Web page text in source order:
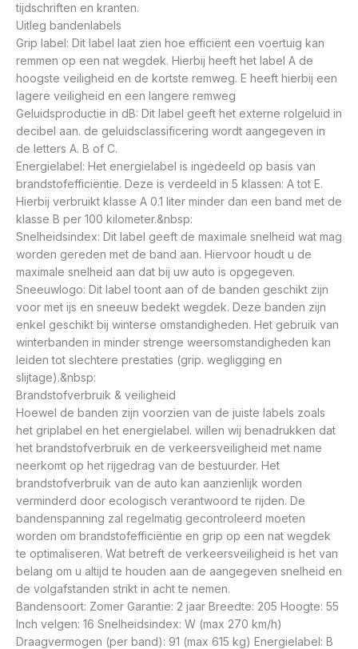
tijdschriften en kranten.
Uitleg bandenlabels
Grip label: Dit label laat zien hoe efficiënt een voertuig kan
remmen op een nat wegdek. Hierbij heeft het label A de
hoogste veiligheid en de kortste remweg. E heeft hierbij een
lagere veiligheid en een langere remweg
Geluidsproductie in dB: Dit label geeft het externe rolgeluid in
decibel aan. de geluidsclassificering wordt aangegeven in
de letters A. B of C.
Energielabel: Het energielabel is ingedeeld op basis van
brandstofefficiëntie. Deze is verdeeld in 5 klassen: A tot E.
Hierbij verbruikt klasse A 0.1 liter minder dan een band met de
klasse B per 100 kilometer.&nbsp:
Snelheidsindex: Dit label geeft de maximale snelheid wat mag
worden gereden met de band aan. Hiervoor houdt u de
maximale snelheid aan dat bij uw auto is opgegeven.
Sneeuwlogo: Dit label toont aan of de banden geschikt zijn
voor met ijs en sneeuw bedekt wegdek. Deze banden zijn
enkel geschikt bij winterse omstandigheden. Het gebruik van
winterbanden in minder strenge weersomstandigheden kan
leiden tot slechtere prestaties (grip. wegligging en
slijtage).&nbsp:
Brandstofverbruik & veiligheid
Hoewel de banden zijn voorzien van de juiste labels zoals
het griplabel en het energielabel. willen wij benadrukken dat
het brandstofverbruik en de verkeersveiligheid met name
neerkomt op het rijgedrag van de bestuurder. Het
brandstofverbruik van de auto kan aanzienlijk worden
verminderd door ecologisch verantwoord te rijden. De
bandenspanning zal regelmatig gecontroleerd moeten
worden om brandstofefficiëntie en grip op een nat wegdek
te optimaliseren. Wat betreft de verkeersveiligheid is het van
belang om u altijd te houden aan de aangegeven snelheid en
de volgafstanden strikt in acht te nemen.
Bandensoort: Zomer Garantie: 2 jaar Breedte: 205 Hoogte: 55
Inch velgen: 16 Snelheidsindex: W (max 270 km/h)
Draagvermogen (per band): 91 (max 615 kg) Energielabel: B